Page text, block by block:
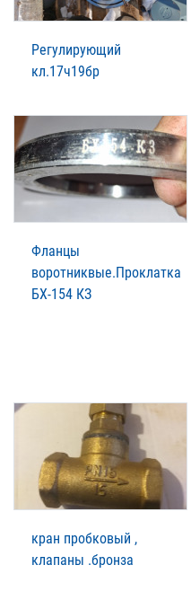
Регулирующий
кл.17ч19бр
Фланцы
воротниквые.Проклатка
БХ-154 КЗ
кран пробковый ,
клапаны .бронза